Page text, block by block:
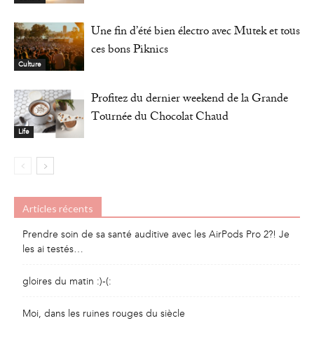
Culture
Une fin d’été bien électro avec Mutek et tous
ces bons Piknics
Life
Profitez du dernier weekend de la Grande
Tournée du Chocolat Chaud
Articles récents
Prendre soin de sa santé auditive avec les AirPods Pro 2?! Je
les ai testés…
gloires du matin :)-(:
Moi, dans les ruines rouges du siècle